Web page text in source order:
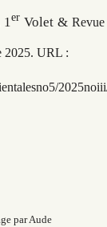
1er Volet &
2025. URL :
par Aude